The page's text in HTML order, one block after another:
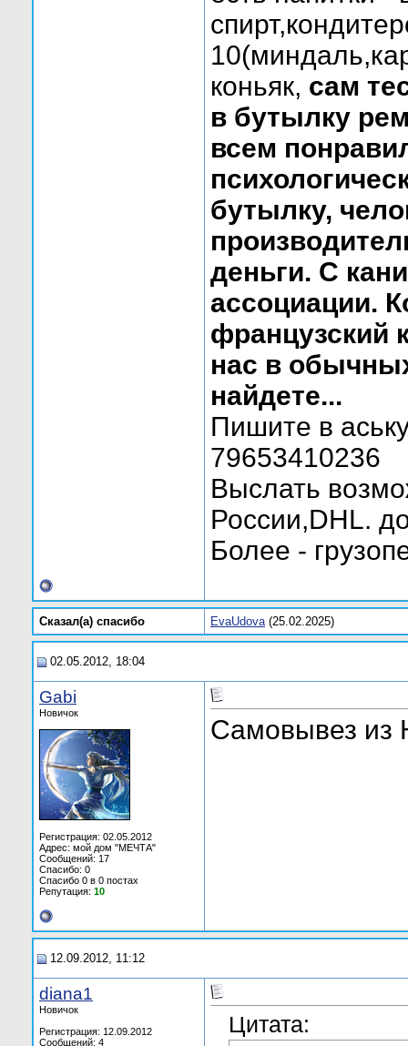
коньяк, сам
в бутылку
всем
бутылку,
деньги. С
ассоциации.
французский
нас в
найдете...
Пишите в
79653410236
Выслать
России,DHL.
Более -
Сказал(а) cпасибо EvaUdova(25.02.2025)
02.05.2012, 18:04
Gabi
Новичок
Регистрация: 02.05.2012
Адрес: мой дом "МЕЧТА"
Сообщений: 17
Спасибо: 0
Спасибо 0 в 0 постах
Репутация: 10
Самовывез из
12.09.2012, 11:12
diana1
Новичок
Регистрация: 12.09.2012
Сообщений: 4
Цитата: